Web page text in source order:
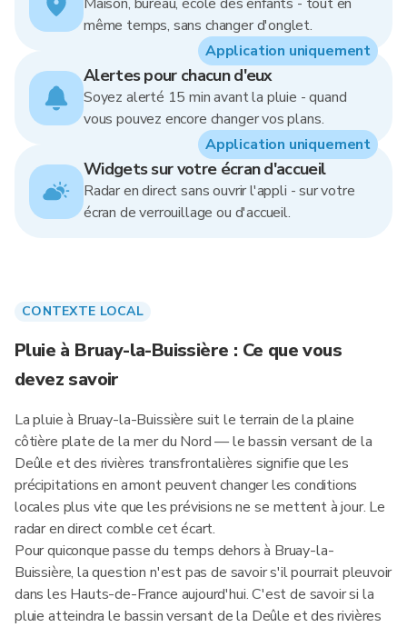
même temps, sans changer d'onglet.
Alertes pour chacun d'eux
Soyez alerté 15 min avant la pluie - quand
vous pouvez encore changer vos plans.
Application uniquement
Widgets sur votre écran d'accueil
Radar en direct sans ouvrir l'appli - sur votre
écran de verrouillage ou d'accueil.
Application uniquement
CONTEXTE LOCAL
Pluie à Bruay-la-Buissière : Ce que vous
devez savoir
La pluie à Bruay-la-Buissière suit le terrain de la plaine
côtière plate de la mer du Nord — le bassin versant de la
Deûle et des rivières transfrontalières signifie que les
précipitations en amont peuvent changer les conditions
locales plus vite que les prévisions ne se mettent à jour. Le
radar en direct comble cet écart.
Pour quiconque passe du temps dehors à Bruay-la-
Buissière, la question n'est pas de savoir s'il pourrait pleuvoir
dans les Hauts-de-France aujourd'hui. C'est de savoir si la
pluie atteindra le bassin versant de la Deûle et des rivières